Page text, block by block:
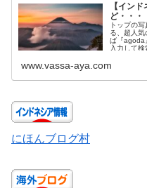
【イン
ど・・・
トップの
る、超人気
ば『agoda
入力して検
www.vassa-aya.com
にほんブログ村